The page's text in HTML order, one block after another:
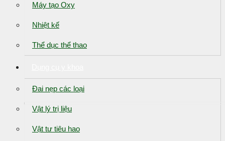
Máy tạo Oxy
Nhiệt kế
Thể dục thể thao
Đai nẹp các loại
Vật lý trị liệu
Vật tư tiêu hao